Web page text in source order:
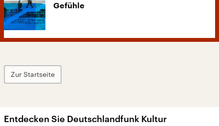
Gefühle
Zur Startseite
Entdecken Sie Deutschlandfunk Kultur